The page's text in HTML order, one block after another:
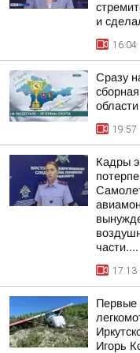
и
16:04
Сразу
области
19:57
Кадры
части....
17:13
Первые
Игорь